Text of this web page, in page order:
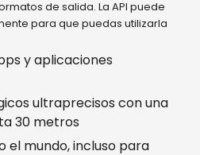
de salida. La API puede
para que puedas utilizarla
y aplicaciones
ultraprecisos con una
30 metros
el mundo, incluso para